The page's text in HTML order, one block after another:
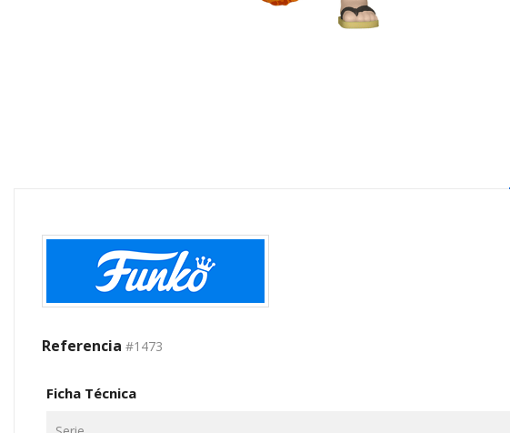
Referencia #1473
Ficha Técnica